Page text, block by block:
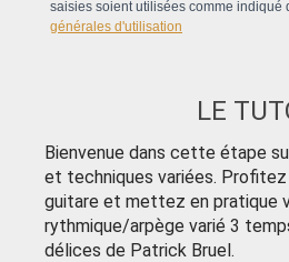
saisies soient utilisées comme indiqué
générales d'utilisation
LE
Bienvenue dans cette étape
et techniques variées.
guitare et mettez en pratique
rythmique/arpège varié 3
délices de Patrick Bruel.